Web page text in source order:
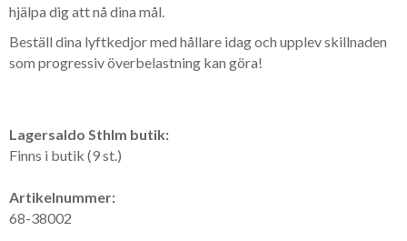
hjälpa dig att nå dina mål.
Beställ dina lyftkedjor med hållare idag och upplev skillnaden
som progressiv överbelastning kan göra!
Lagersaldo Sthlm butik:
Finns i butik (9 st.)
Artikelnummer:
68-38002